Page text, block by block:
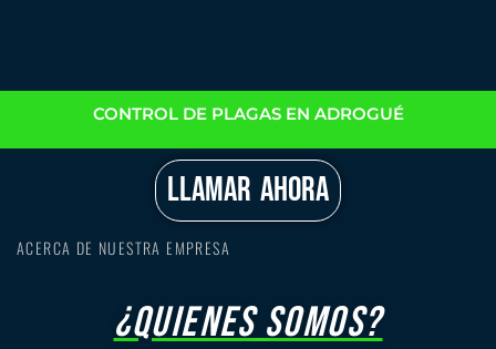
CONTROL DE PLAGAS EN ADROGUÉ
LLAMAR AHORA
ACERCA DE NUESTRA EMPRESA
¿quienes somos?